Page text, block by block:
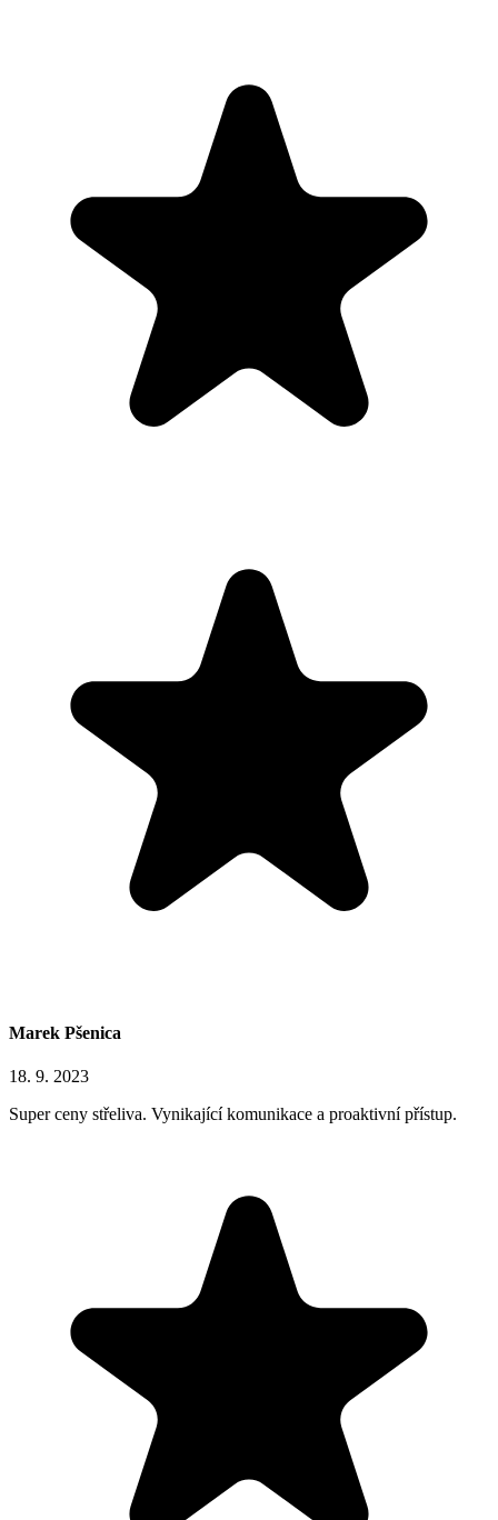
Marek Pšenica
18. 9. 2023
Super ceny střeliva. Vynikající komunikace a proaktivní přístup.